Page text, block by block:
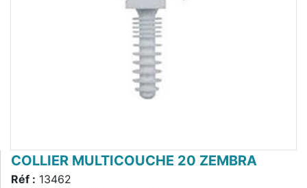
COLLIER MULTICOUCHE 20 ZEMBRA
Réf : 13462